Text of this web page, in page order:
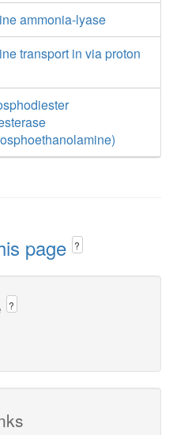
ammonia-lyase
transport in via proton
page ?
?